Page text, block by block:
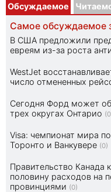
Обсуждаемое
Самое обсуждаемое
В США предложили
евреям из-за роста
WestJet
число отмененных
Сегодня Форд может
трех округах Онтарио
Visa: чемпионат мира
Торонто и Ванкувере (0)
Правительство Канада
половину расходов на
провинциями (0)